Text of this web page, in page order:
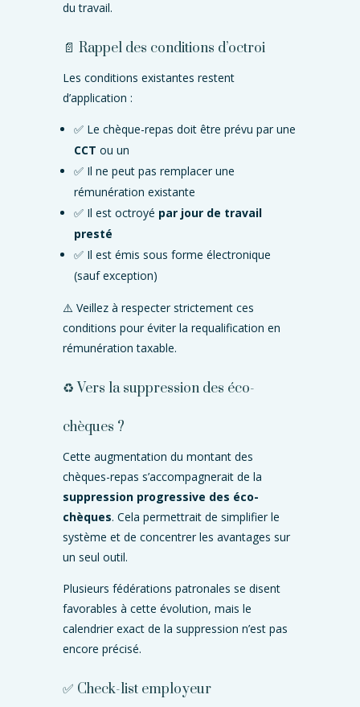
du travail.
📄 Rappel des conditions d’octroi
Les conditions existantes restent
d’application :
✅ Le chèque-repas doit être prévu par une
CCT ou un
✅ Il ne peut pas remplacer une
rémunération existante
✅ Il est octroyé par jour de travail
presté
✅ Il est émis sous forme électronique
(sauf exception)
⚠️ Veillez à respecter strictement ces
conditions pour éviter la requalification en
rémunération taxable.
♻️ Vers la suppression des éco-
chèques ?
Cette augmentation du montant des
chèques-repas s’accompagnerait de la
suppression progressive des éco-
chèques. Cela permettrait de simplifier le
système et de concentrer les avantages sur
un seul outil.
Plusieurs fédérations patronales se disent
favorables à cette évolution, mais le
calendrier exact de la suppression n’est pas
encore précisé.
✅ Check-list employeur